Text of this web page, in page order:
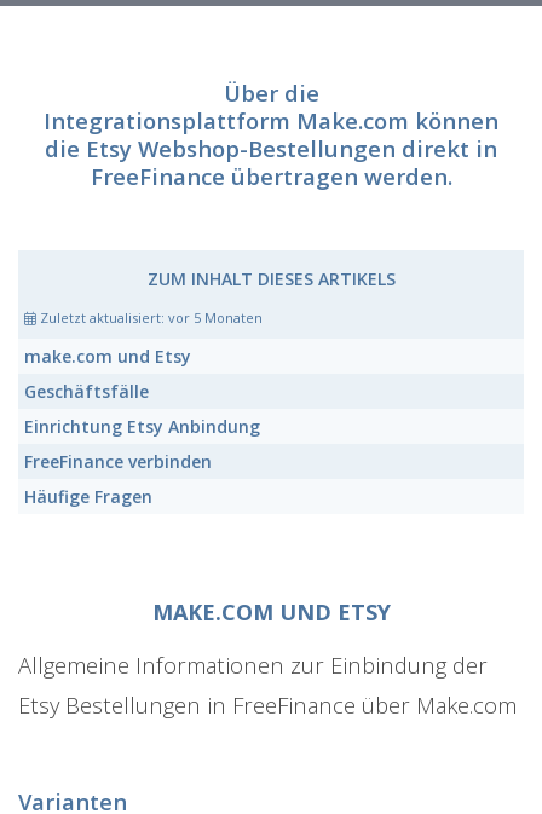
Über die
Integrationsplattform Make.com können
die Etsy Webshop-Bestellungen direkt in
FreeFinance übertragen werden.
ZUM INHALT DIESES ARTIKELS
Zuletzt aktualisiert: vor 5 Monaten
make.com und Etsy
Geschäftsfälle
Einrichtung Etsy Anbindung
FreeFinance verbinden
Häufige Fragen
MAKE.COM UND ETSY
Allgemeine Informationen zur Einbindung der
Etsy Bestellungen in FreeFinance über Make.com
Varianten